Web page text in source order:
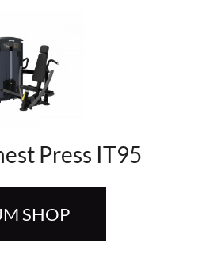
Press IT95
SHOP